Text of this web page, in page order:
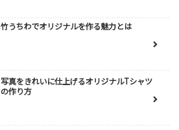
竹うちわでオリジナルを作る魅力とは
写真をきれいに仕上げるオリジナルTシャツ
の作り方